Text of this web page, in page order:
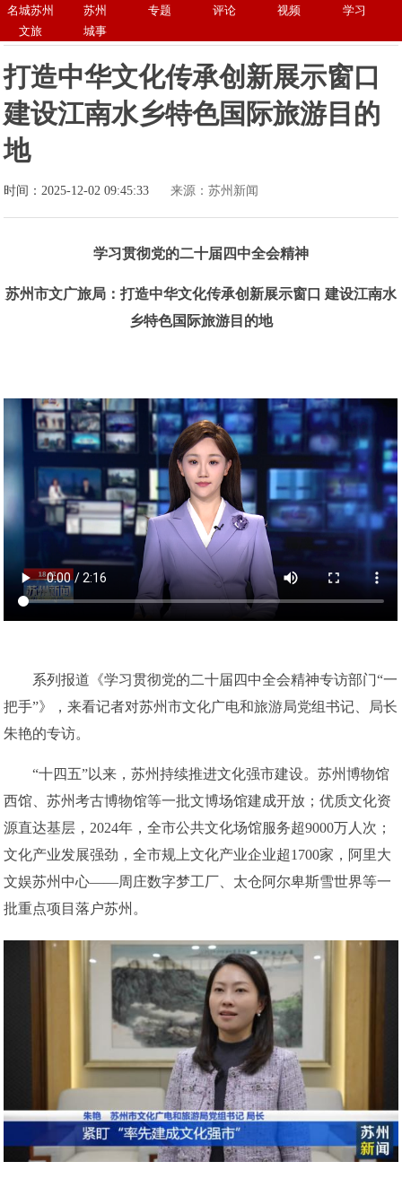
名城苏州 苏州 专题 评论 视频
学习
文旅
城事
打造中华文化传承创新展示窗口
建设江南水乡特色国际旅游目的
地
时间：2025-12-02 09:45:33 来源：苏州新闻
学习贯彻党的二十届四中全会精神
苏州市文广旅局：打造中华文化传承创新展示窗口 建设江南水
乡特色国际旅游目的地
系列报道《学习贯彻党的二十届四中全会精神专访部门“一
把手”》，来看记者对苏州市文化广电和旅游局党组书记、局长
朱艳的专访。
“十四五”以来，苏州持续推进文化强市建设。苏州博物馆
西馆、苏州考古博物馆等一批文博场馆建成开放；优质文化资
源直达基层，2024年，全市公共文化场馆服务超9000万人次；
文化产业发展强劲，全市规上文化产业企业超1700家，阿里大
文娱苏州中心——周庄数字梦工厂、太仓阿尔卑斯雪世界等一
批重点项目落户苏州。